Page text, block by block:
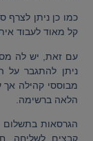
כמו כן ניתן לצרף
קל מאוד לעבוד
עם זאת, יש לה
ניתן להתגבר על
מבוססי קהילה
הלאה ברשימה.
הגרסאות בתשלום
קבצים לשליחה,